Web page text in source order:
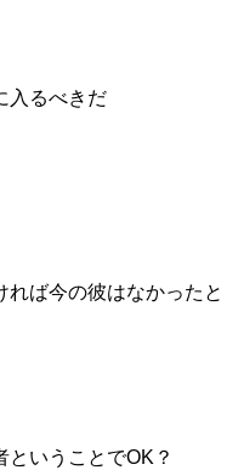
入るべきだ
ば今の彼はなかったと
いうことでOK？